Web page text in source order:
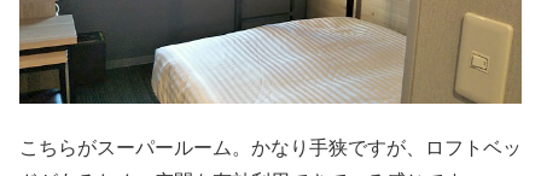
こちらがスーパールーム。かなり手狭ですが、ロフトベッ